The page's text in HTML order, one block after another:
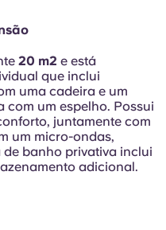
20 m2 e está
que inclui
uma cadeira e um
um espelho. Possui
juntamente com
um micro-ondas,
banho privativa inclui
adicional.